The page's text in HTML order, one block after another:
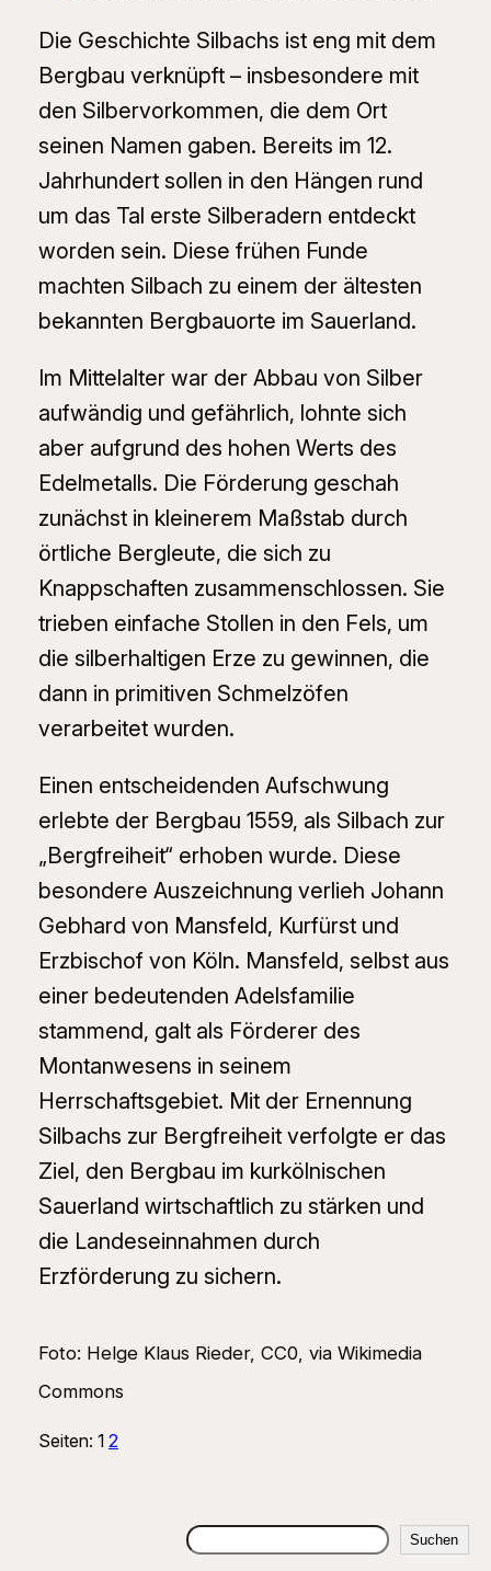
Die Geschichte Silbachs ist eng mit dem
Bergbau verknüpft – insbesondere mit
den Silbervorkommen, die dem Ort
seinen Namen gaben. Bereits im 12.
Jahrhundert sollen in den Hängen rund
um das Tal erste Silberadern entdeckt
worden sein. Diese frühen Funde
machten Silbach zu einem der ältesten
bekannten Bergbauorte im Sauerland.
Im Mittelalter war der Abbau von Silber
aufwändig und gefährlich, lohnte sich
aber aufgrund des hohen Werts des
Edelmetalls. Die Förderung geschah
zunächst in kleinerem Maßstab durch
örtliche Bergleute, die sich zu
Knappschaften zusammenschlossen. Sie
trieben einfache Stollen in den Fels, um
die silberhaltigen Erze zu gewinnen, die
dann in primitiven Schmelzöfen
verarbeitet wurden.
Einen entscheidenden Aufschwung
erlebte der Bergbau 1559, als Silbach zur
„Bergfreiheit“ erhoben wurde. Diese
besondere Auszeichnung verlieh Johann
Gebhard von Mansfeld, Kurfürst und
Erzbischof von Köln. Mansfeld, selbst aus
einer bedeutenden Adelsfamilie
stammend, galt als Förderer des
Montanwesens in seinem
Herrschaftsgebiet. Mit der Ernennung
Silbachs zur Bergfreiheit verfolgte er das
Ziel, den Bergbau im kurkölnischen
Sauerland wirtschaftlich zu stärken und
die Landeseinnahmen durch
Erzförderung zu sichern.
Foto: Helge Klaus Rieder, CC0, via Wikimedia
Commons
Seiten: 1 2
Suchen